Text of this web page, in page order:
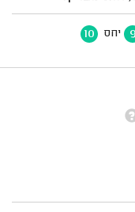
9 יחס 10